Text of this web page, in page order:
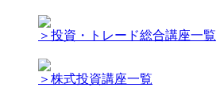
＞投資・トレード総合講座一覧
＞株式投資講座一覧